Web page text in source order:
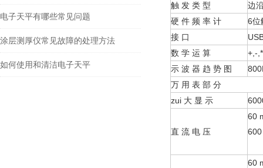
电子天平有哪些常见问题
涂层测厚仪常见故障的处理方法
如何使用和清洁电子天平
触 发 类 型
边
硬 件 频 率 计
6位
接 口
数 学 运 算
+,-
示 波 器 趋 势 图
万 用 表 部 分
zui 大 显 示
直 流 电 压
60
60